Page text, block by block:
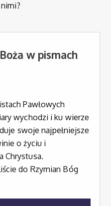
w pismach
Pawłowych
wychodzi i ku wierze
swoje najpełniejsze
o życiu i
Chrystusa.
do Rzymian Bóg